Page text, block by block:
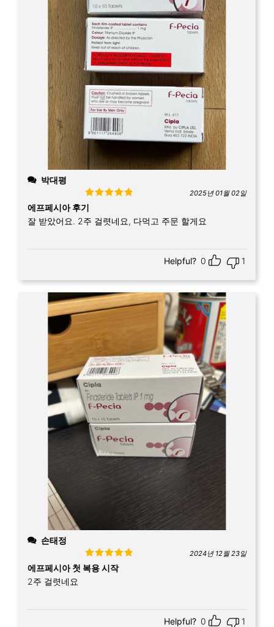
박대평
Rated
of 5
2025년 01월 02일
에프페시아 후기
잘 받았어요. 2주 걸렷네요, 다먹고 주문 할게요
Helpful? 0 1
손태정
Rated5out
of 5
2024년 12월 23일
에프페시아 첫 복용 시작
2주 걸렷네요
Helpful? 0 1